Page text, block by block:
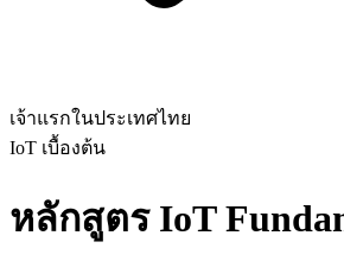
เจ้าแรกในประเทศไทย
IoT เบื้องต้น
หลักสูตร IoT